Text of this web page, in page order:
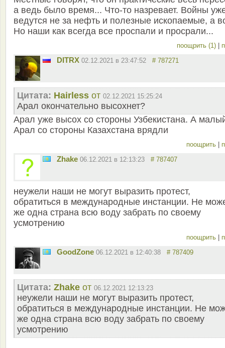
а ведь было время... Что-то назревает. Войны
ведутся не за нефть и полезные ископаемые, а
Но наши как всегда все проспали и просрали...
поощрить (1)
DITRX 02.12.2021 в 23:47:52 # 787271
Цитата: Hairless от 02.12.2021 15:25:24
Арал окончательно высохнет?
Арал уже высох со стороны Узбекистана. А
Арал со стороны Казахстана врядли
поощрить
Zhake 06.12.2021 в 12:13:23 # 787407
неужели наши не могут выразить протест,
обратиться в международные инстанции. Не
же одна страна всю воду забрать по своему
усмотрению
поощрить
GoodZone 06.12.2021 в 12:40:38 # 787409
Цитата: Zhake от 06.12.2021 12:13:23
неужели наши не могут выразить протест,
обратиться в международные инстанции. Не
же одна страна всю воду забрать по своему
усмотрению